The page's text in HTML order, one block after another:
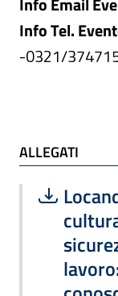
Info Tel.
-0321/
ALLEGATI
ALLEGATI
Scarica
Formato